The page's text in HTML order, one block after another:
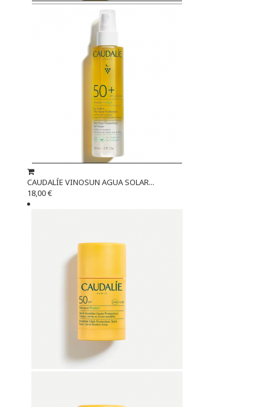
CAUDALÍE VINOSUN AGUA SOLAR...
18,00 €